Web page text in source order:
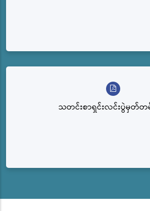
သတင်းစာရှင်းလင်းပွဲမှတ်တမ်